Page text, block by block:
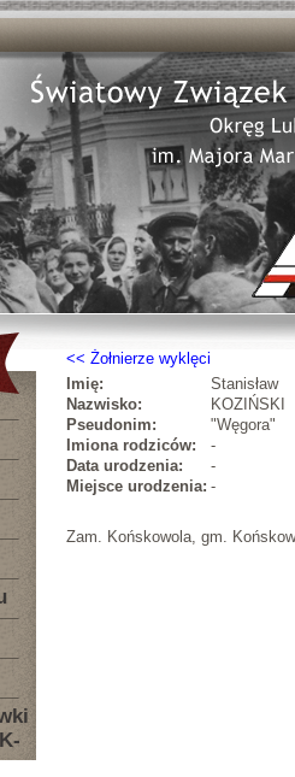
Żołnierze wyklęci
Imię:
Stanisław
Nazwisko:
KOZIŃSKI
Pseudonim:
"Węgora"
Imiona rodziców:
-
Data urodzenia:
-
Miejsce urodzenia: -
Zam. Końskowola, gm.